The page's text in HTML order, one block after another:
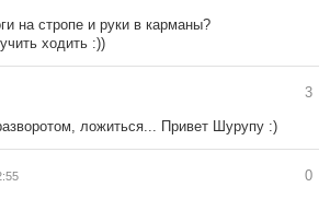
на стропе и руки в карманы?
ходить :))
3
ложиться... Привет Шурупу :)
0